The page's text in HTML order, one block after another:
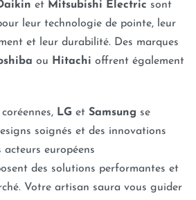
et Mitsubishi Electric sont
leur technologie de pointe, leur
et leur durabilité. Des marques
ou Hitachi offrent également
LG et Samsung se
soignés et des innovations
acteurs européens
des solutions performantes et
Votre artisan saura vous guider